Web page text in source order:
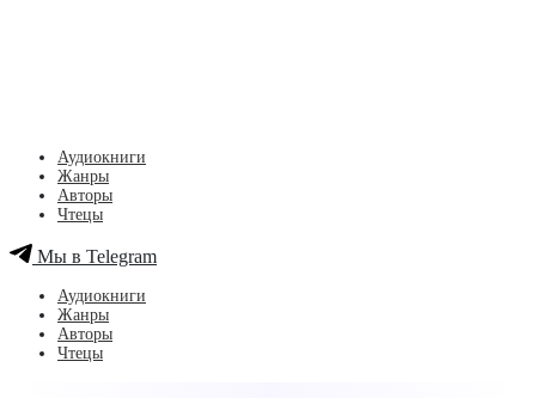
Аудиокниги
Жанры
Авторы
Чтецы
Мы в Telegram
Аудиокниги
Жанры
Авторы
Чтецы